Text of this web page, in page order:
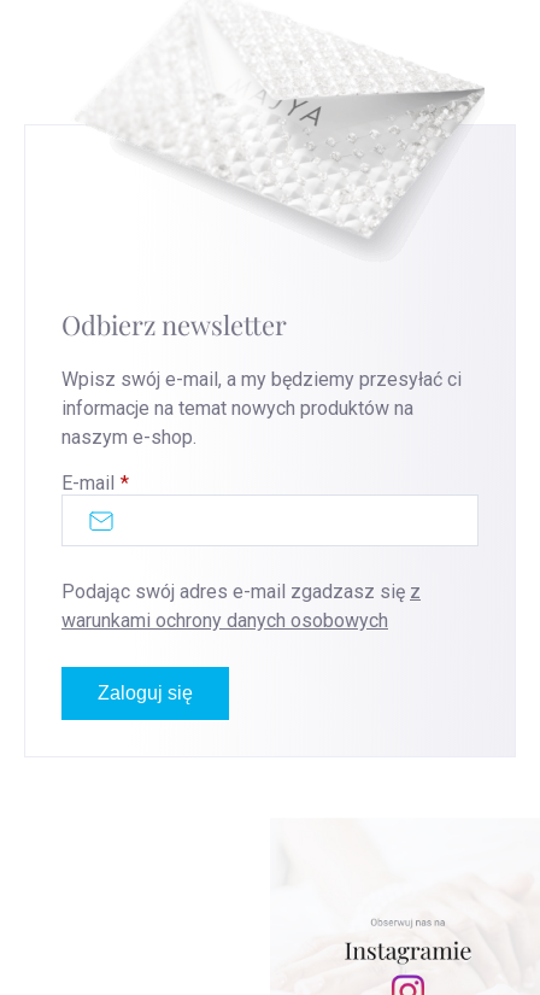
Odbierz newsletter
Wpisz swój e-mail, a my będziemy przesyłać ci
informacje na temat nowych produktów na
naszym e-shop.
E-mail
Podając swój adres e-mail zgadzasz się z
warunkami ochrony danych osobowych
Zaloguj się